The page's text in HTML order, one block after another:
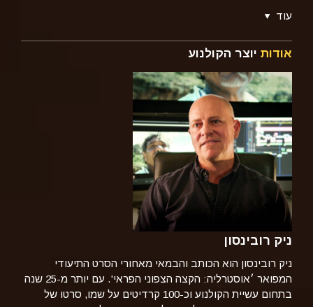
עוד
אודות יוצר הקולנוע
ניק רובינסון
ניק רובינסון הוא הכותב והבמאי מאחורי הסרט התיעודי
המפואר
׳אוסטרליה: הקצה הצפוני הפראי'. עם יותר מ-25 שנה
בתחום עשיית הקולנוע וכ-100 קרדיטים על שמו, סרטו של